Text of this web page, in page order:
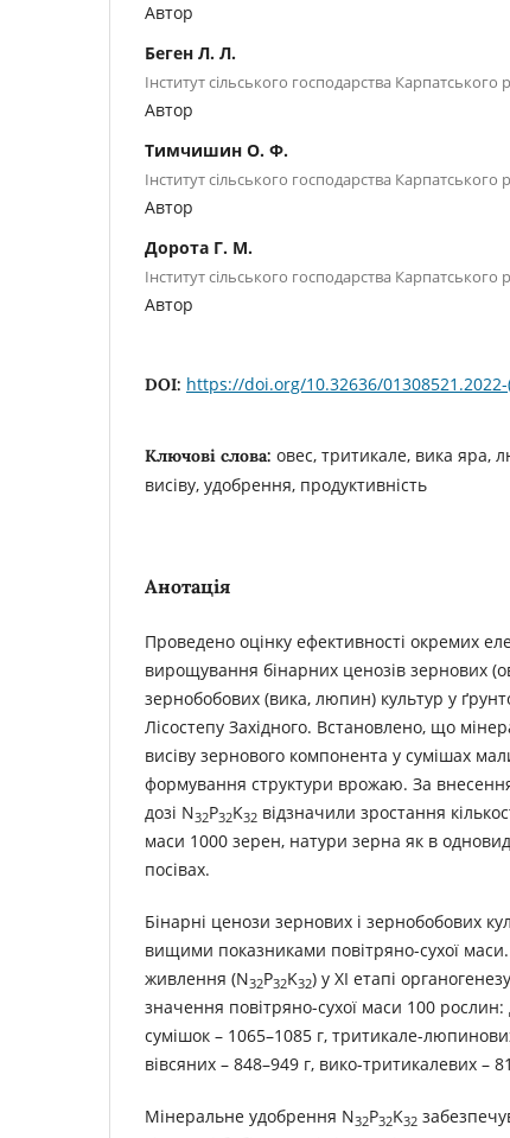
Автор
Беген Л. Л.
Інститут сільського господарства Карпатського
Автор
Тимчишин О. Ф.
Інститут сільського господарства Карпатського
Автор
Дорота Г. М.
Інститут сільського господарства Карпатського
Автор
DOI: https://doi.org/10.32636/01308521.2022-
Ключові слова: овес, тритикале, вика яра,
висіву, удобрення, продуктивність
Анотація
Проведено оцінку ефективності окремих
вирощування бінарних ценозів зернових
зернобобових (вика, люпин) культур у
Лісостепу Західного. Встановлено, що
висіву зернового компонента у сумішах
формування структури врожаю. За
дозі N32P32K32 відзначили зростання
маси 1000 зерен, натури зерна як в
посівах.
Бінарні ценози зернових і зернобобових
вищими показниками повітряно-сухої
живлення (N32P32K32) у ХІ етапі
значення повітряно-сухої маси 100
сумішок – 1065–1085 г, тритикале-
вівсяних – 848–949 г, вико-тритикалевих –
Мінеральне удобрення N32P32K32